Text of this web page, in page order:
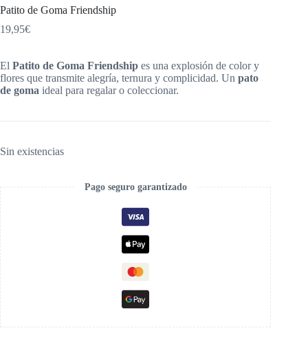
Patito de Goma Friendship
19,95€
El Patito de Goma Friendship es una explosión de color y
flores que transmite alegría, ternura y complicidad. Un pato
de goma ideal para regalar o coleccionar.
Sin existencias
Pago seguro garantizado